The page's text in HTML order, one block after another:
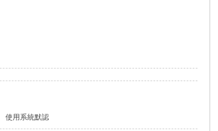
使用系統默認